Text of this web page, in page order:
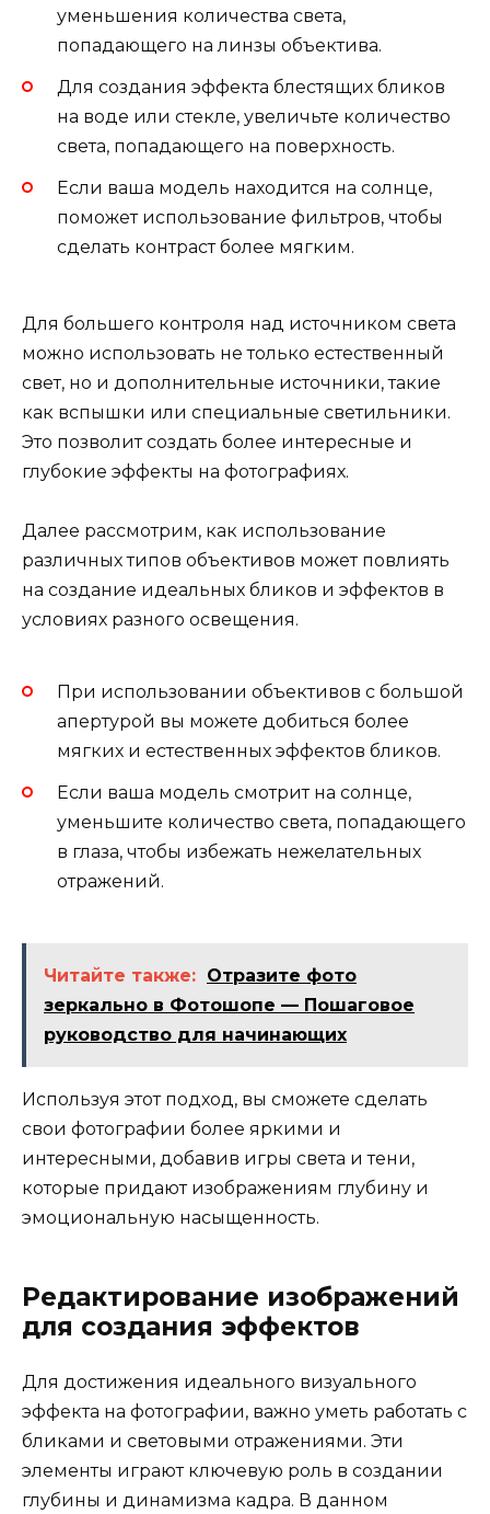
уменьшения количества света,
попадающего на линзы объектива.
Для создания эффекта блестящих бликов
на воде или стекле, увеличьте количество
света, попадающего на поверхность.
Если ваша модель находится на солнце,
поможет использование фильтров, чтобы
сделать контраст более мягким.
Для большего контроля над источником света
можно использовать не только естественный
свет, но и дополнительные источники, такие
как вспышки или специальные светильники.
Это позволит создать более интересные и
глубокие эффекты на фотографиях.
Далее рассмотрим, как использование
различных типов объективов может повлиять
на создание идеальных бликов и эффектов в
условиях разного освещения.
При использовании объективов с большой
апертурой вы можете добиться более
мягких и естественных эффектов бликов.
Если ваша модель смотрит на солнце,
уменьшите количество света, попадающего
в глаза, чтобы избежать нежелательных
отражений.
Читайте также: Отразите фото
зеркально в Фотошопе — Пошаговое
руководство для начинающих
Используя этот подход, вы сможете сделать
свои фотографии более яркими и
интересными, добавив игры света и тени,
которые придают изображениям глубину и
эмоциональную насыщенность.
Редактирование изображений
для создания эффектов
Для достижения идеального визуального
эффекта на фотографии, важно уметь работать с
бликами и световыми отражениями. Эти
элементы играют ключевую роль в создании
глубины и динамизма кадра. В данном